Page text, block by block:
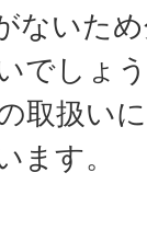
ないた
でしょ
取扱い
ます。